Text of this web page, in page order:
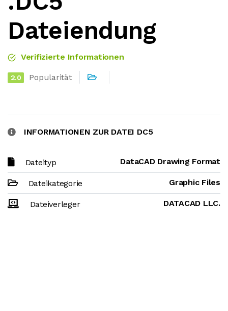
Dateiendung
Verifizierte Informationen
2.0 Popularität
INFORMATIONEN ZUR DATEI DC5
Dateityp DataCAD Drawing Format
Dateikategorie Graphic Files
Dateiverleger DATACAD LLC.